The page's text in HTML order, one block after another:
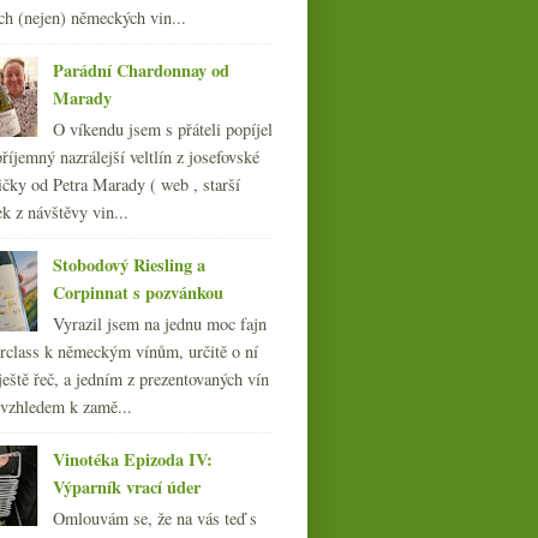
(249)
(249)
(270)
(108)
(nejen) německých vin...
Parádní Chardonnay od
Marady
O víkendu jsem s přáteli popíjel
nazrálejší veltlín z josefovské
od Petra Marady ( web , starší
z návštěvy vin...
Stobodový Riesling a
Corpinnat s pozvánkou
Vyrazil jsem na jednu moc fajn
k německým vínům, určitě o ní
řeč, a jedním z prezentovaných vín
k zamě...
Vinotéka Epizoda IV:
Výparník vrací úder
Omlouvám se, že na vás teď s